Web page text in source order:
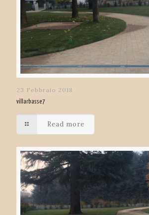
23 Febbraio 2018
villarbasse7
Read more